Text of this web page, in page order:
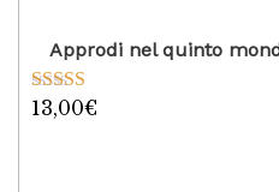
Approdi nel quinto
Valutato
13,00€